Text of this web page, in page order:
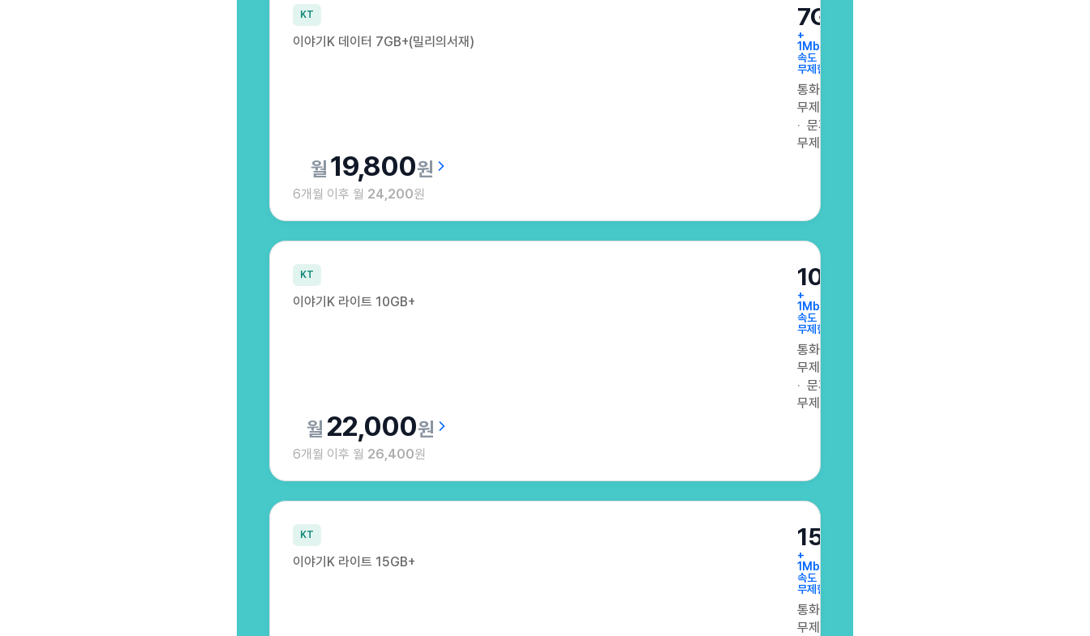
KT
이야기K 데이터 7GB+(밀리의서재)
7GB
+
1Mbps
속도
무제한
통화
무제한
문자
무제한
19,800원
6개월 이후 월 24,200원
KT
이야기K 라이트 10GB+
10GB
+
1Mbps
속도
무제한
통화
무제한
문자
무제한
22,000원
6개월 이후 월 26,400원
KT
이야기K 라이트 15GB+
15GB
+
1Mbps
속도
무제한
통화
무제한